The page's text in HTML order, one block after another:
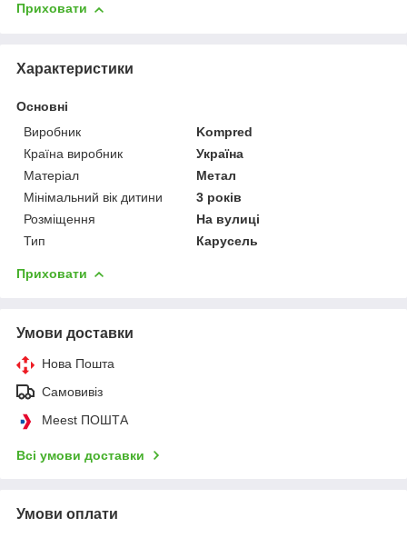
Приховати
Характеристики
Основні
Виробник
Kompred
Країна виробник
Україна
Матеріал
Метал
Мінімальний вік дитини
3 років
Розміщення
На вулиці
Тип
Карусель
Приховати
Умови доставки
Нова Пошта
Самовивіз
Meest ПОШТА
Всі умови доставки
Умови оплати